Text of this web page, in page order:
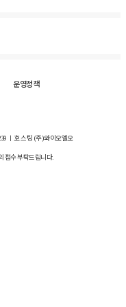
운영정책
ㅣ 호스팅 (주)와이오엘오
접수 부탁드립니다.